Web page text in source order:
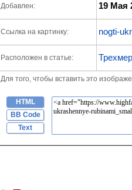
Добавлен: 19 Мая
Ссылка на картинку: nogti-
Расположен в статье:
Для того, чтобы вставить это
HTML
BB Code
Text